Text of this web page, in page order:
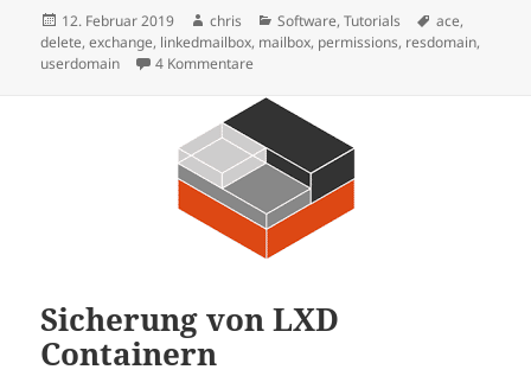
Veröffentlicht
am
12. Februar 2019 Autor
chris Kategorien
Software,Tutorials Schlagwörter
ace,
delete,exchange, linkedmailbox, mailbox, permissions, resdomain,
userdomain
4 Kommentare
Sicherung von LXD
Containern